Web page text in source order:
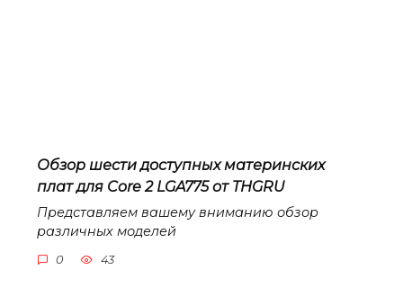
Обзор шести доступных материнских
плат для Core 2 LGA775 от THGRU
Представляем вашему вниманию обзор
различных моделей
0 43